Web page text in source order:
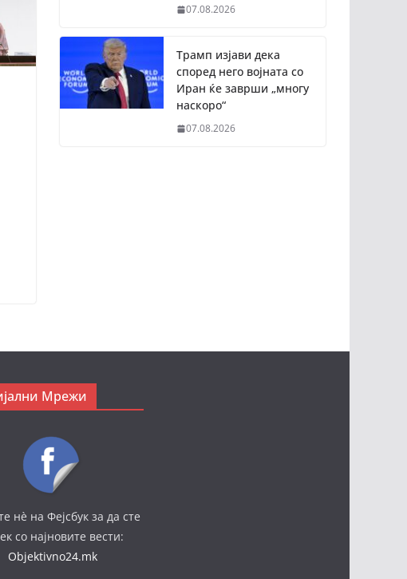
07.08.2026
Трамп изјави дека
според него војната со
Иран ќе заврши „многу
наскоро“
07.08.2026
Мрежи
нè на Фејсбук за да сте
со најновите вести:
Objektivno24.mk